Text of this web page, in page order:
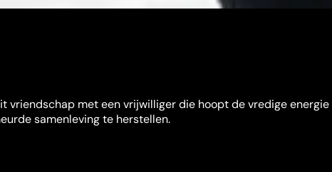
vriendschap met een vrijwilliger die hoopt de vredige energie
samenleving te herstellen.